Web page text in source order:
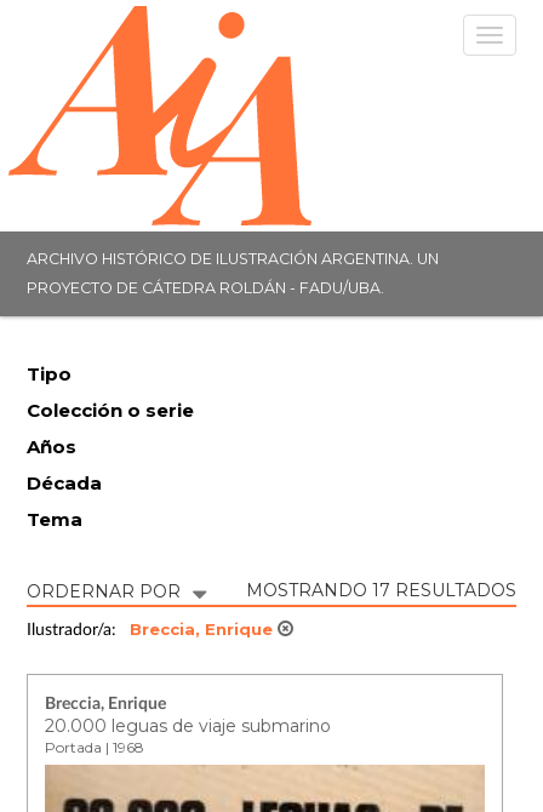
ARCHIVO HISTÓRICO DE ILUSTRACIÓN ARGENTINA. UN
PROYECTO DE CÁTEDRA ROLDÁN - FADU/UBA.
Tipo
Colección o serie
Años
Década
Tema
ORDERNAR POR MOSTRANDO 17 RESULTADOS
Ilustrador/a: Breccia, Enrique
Breccia, Enrique
20.000 leguas de viaje submarino
Portada | 1968